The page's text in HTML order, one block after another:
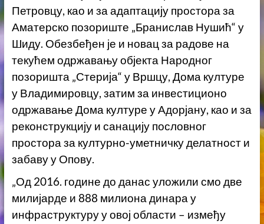
Петровцу, као и за адаптацију простора за
Аматерско позориште „Бранислав Нушић“ у
Шиду. Обезбеђен је и новац за радове на
текућем одржавању објекта Народног
позоришта „Стерија“ у Вршцу, Дома културе
у Владимировцу, затим за инвестиционо
одржавање Дома културе у Адорјану, као и за
реконструкцију и санацију пословног
простора за културно-уметничку делатност и
забаву у Опову.
„Од 2016. године до данас уложили смо две
милијарде и 888 милиона динара у
инфраструктуру у овој области – између